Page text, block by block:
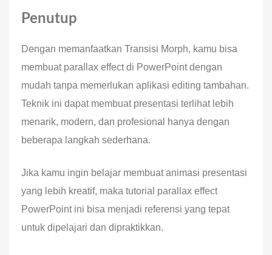
Penutup
Dengan memanfaatkan Transisi Morph, kamu bisa
membuat parallax effect di PowerPoint dengan
mudah tanpa memerlukan aplikasi editing tambahan.
Teknik ini dapat membuat presentasi terlihat lebih
menarik, modern, dan profesional hanya dengan
beberapa langkah sederhana.
Jika kamu ingin belajar membuat animasi presentasi
yang lebih kreatif, maka tutorial parallax effect
PowerPoint ini bisa menjadi referensi yang tepat
untuk dipelajari dan dipraktikkan.